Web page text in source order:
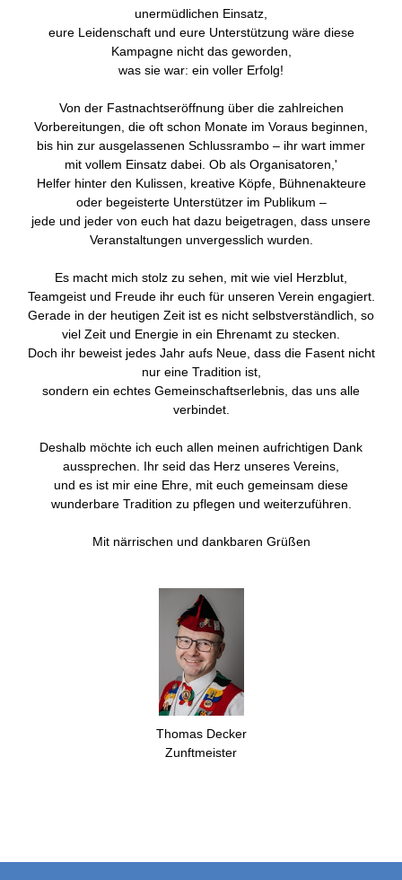
unermüdlichen Einsatz,
eure Leidenschaft und eure Unterstützung wäre diese
Kampagne nicht das geworden,
was sie war: ein voller Erfolg!
Von der Fastnachtseröffnung über die zahlreichen
Vorbereitungen, die oft schon Monate im Voraus beginnen,
bis hin zur ausgelassenen Schlussrambo – ihr wart immer
mit vollem Einsatz dabei. Ob als Organisatoren,'
Helfer hinter den Kulissen, kreative Köpfe, Bühnenakteure
oder begeisterte Unterstützer im Publikum –
jede und jeder von euch hat dazu beigetragen, dass unsere
Veranstaltungen unvergesslich wurden.
Es macht mich stolz zu sehen, mit wie viel Herzblut,
Teamgeist und Freude ihr euch für unseren Verein engagiert.
Gerade in der heutigen Zeit ist es nicht selbstverständlich, so
viel Zeit und Energie in ein Ehrenamt zu stecken.
Doch ihr beweist jedes Jahr aufs Neue, dass die Fasent nicht
nur eine Tradition ist,
sondern ein echtes Gemeinschaftserlebnis, das uns alle
verbindet.
Deshalb möchte ich euch allen meinen aufrichtigen Dank
aussprechen. Ihr seid das Herz unseres Vereins,
und es ist mir eine Ehre, mit euch gemeinsam diese
wunderbare Tradition zu pflegen und weiterzuführen.
Mit närrischen und dankbaren Grüßen
Thomas Decker
Zunftmeister